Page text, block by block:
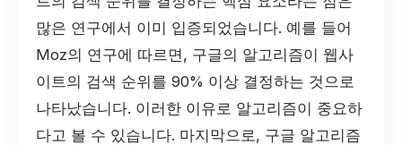
많은 연구에서 이미 입증되었습니다. 예를 들어
Moz의 연구에 따르면, 구글의 알고리즘이 웹사
이트의 검색 순위를 90% 이상 결정하는 것으로
나타났습니다. 이러한 이유로 알고리즘이 중요하
다고 볼 수 있습니다. 마지막으로, 구글 알고리즘